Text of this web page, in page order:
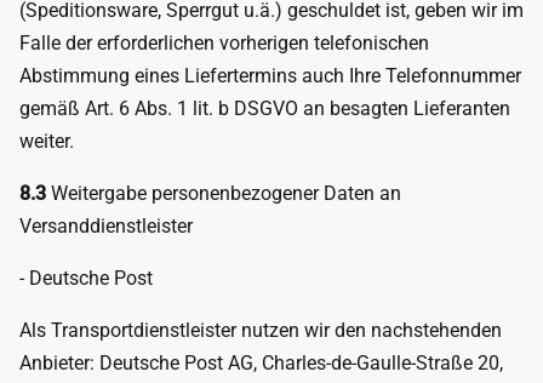
(Speditionsware, Sperrgut u.ä.) geschuldet ist, geben wir im
Falle der erforderlichen vorherigen telefonischen
Abstimmung eines Liefertermins auch Ihre Telefonnummer
gemäß Art. 6 Abs. 1 lit. b DSGVO an besagten Lieferanten
weiter.
8.3 Weitergabe personenbezogener Daten an
Versanddienstleister
- Deutsche Post
Als Transportdienstleister nutzen wir den nachstehenden
Anbieter: Deutsche Post AG, Charles-de-Gaulle-Straße 20,